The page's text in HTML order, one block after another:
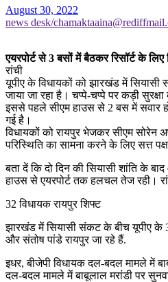
August 30, 2022
news desk/
एयरपोर्ट से 3 बसों में बैठकर रिसॉर्ट के
रांची
यूपीए के विधायकों को झारखंड में सियासी
जाया जा रहा है। चप्पे-चप्पे पर कड़ी
इससे पहले सीएम हाउस से 2 बस में सवार
गई है।
विधायकों को रायपुर भेजकर सीएम सोरेन
परिस्थिति का सामना करने के लिए सत्त
बता दें कि दो दिन की सियासी शांति के
हाउस से एयरपोर्ट तक हलचल तेज रही।
32 विधायक रायपुर शिफ्ट
झारखंड में सियासी संकट के बीच यूपीए के
और संतोष पांडे रायपुर जा रहे हैं.
इधर, बीजेपी विधायक दल-बदल मामले में
दल-बदल मामले में बाबूलाल मरांडी पर